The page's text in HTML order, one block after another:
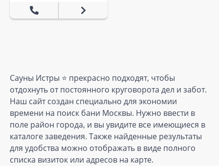
Сауны Истры ⭐️ прекрасно подходят, чтобы
отдохнуть от постоянного круговорота дел и забот.
Наш сайт создан специально для экономии
времени на поиск бани Москвы. Нужно ввести в
поле район города, и вы увидите все имеющиеся в
каталоге заведения. Также найденные результаты
для удобства можно отображать в виде полного
списка визиток или адресов на карте.